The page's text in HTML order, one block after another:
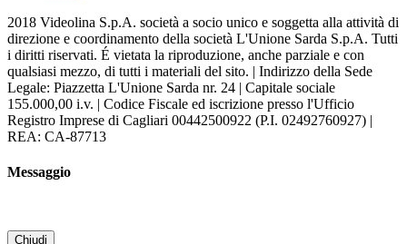
2018 Videolina S.p.A. società a socio unico e soggetta alla attività di
direzione e coordinamento della società L'Unione Sarda S.p.A. Tutti
i diritti riservati. É vietata la riproduzione, anche parziale e con
qualsiasi mezzo, di tutti i materiali del sito. | Indirizzo della Sede
Legale: Piazzetta L'Unione Sarda nr. 24 | Capitale sociale
155.000,00 i.v. | Codice Fiscale ed iscrizione presso l'Ufficio
Registro Imprese di Cagliari 00442500922 (P.I. 02492760927) |
REA: CA-87713
Messaggio
Chiudi